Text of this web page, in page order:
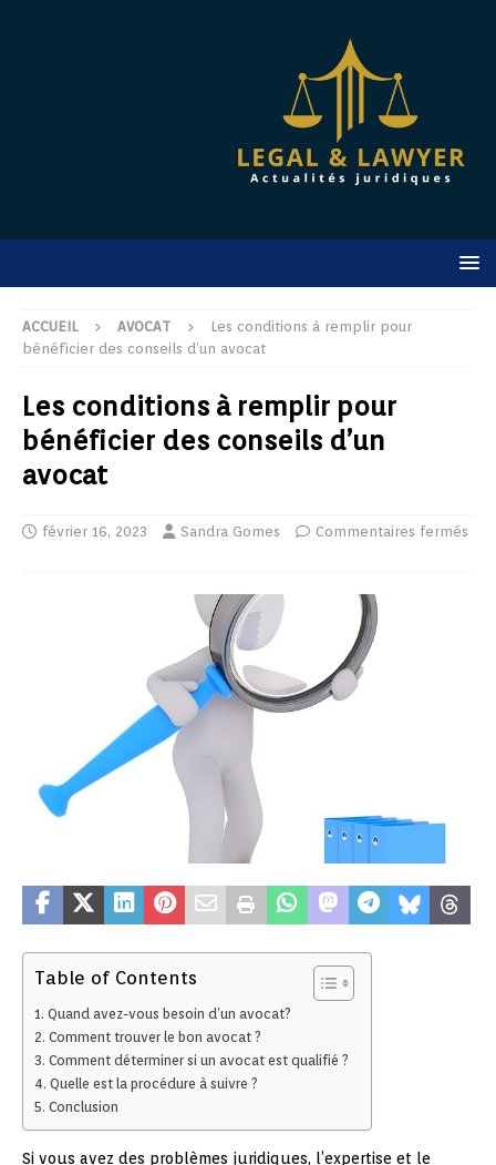
ACCUEIL AVOCAT
Les conditions à remplir pour
bénéficier des conseils d’un avocat
Les conditions à remplir pour
bénéficier des conseils d’un
avocat
février 16, 2023 Sandra Gomes Commentaires fermés
Table of Contents
Quand avez-vous besoin d’un avocat?
Comment trouver le bon avocat ?
Comment déterminer si un avocat est qualifié ?
Quelle est la procédure à suivre ?
Conclusion
Si vous avez des problèmes juridiques, l’expertise et le